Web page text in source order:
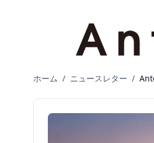
ホーム / ニュースレター /